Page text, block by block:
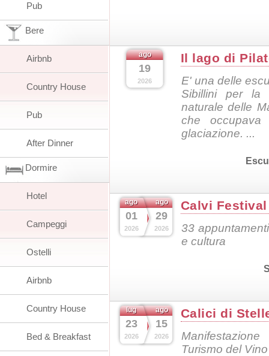
ago
19
2026
Il lago di
E' una delle
Sibillini per la
naturale delle
che occupava
glaciazione. ...
ago
01
2026
ago
29
2026
Calvi Festival
33
e cultura
lug
23
2026
ago
15
2026
Calici di
Turismo del
Pub
Bere
Airbnb
Country House
Pub
After Dinner
Dormire
Hotel
Campeggi
Ostelli
Airbnb
Country House
Bed & Breakfast